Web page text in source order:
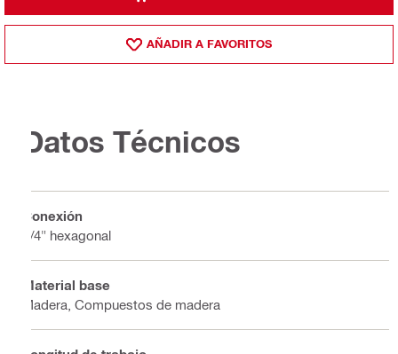
AÑADIR A FAVORITOS
Datos Técnicos
Conexión
1/4" hexagonal
Material base
Madera, Compuestos de madera